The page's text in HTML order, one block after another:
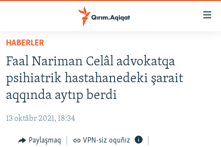
Esas
qaytmaq
Baş
navigatsiyağa
qaytmaq
Qıdıruvğa
HABERLER
SİYASET
İQTİSADİYAT
MEDENİYET
İNSAN AQLARI
HABERLER
Faal Nariman Celâl advokatqa
psihiatrik hastahanedeki şarait
aqqında aytıp berdi
13 oktâbr 2021, 18:34
Paylaşmaq VPN-siz oquñız